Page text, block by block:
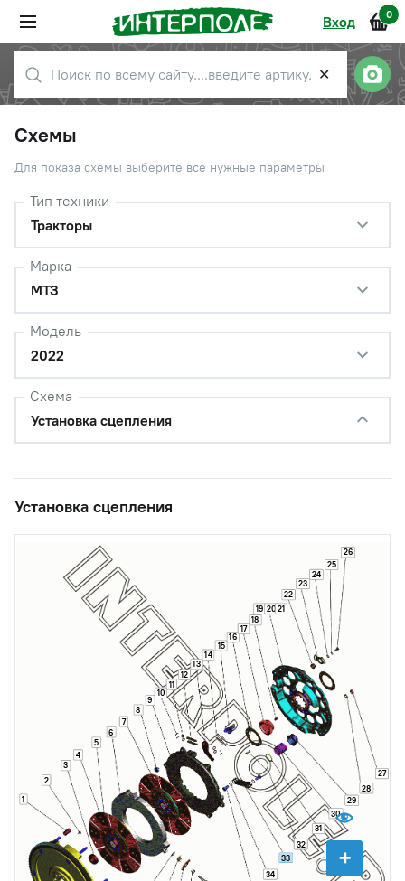
Вход 0
✕
Схемы
Для показа схемы выберите все нужные параметры
Тип техники
Тракторы
Марка
МТЗ
Модель
2022
Схема
Установка сцепления
Установка сцепления
+
1
2
3
4
5
6
7
8
9
10
11
12
13
14
15
16
17
18
19 20 21
22
23
24
25
26
27
28
29
30
31
32
33
34